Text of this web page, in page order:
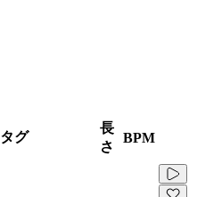
タグ
長
さ
BPM